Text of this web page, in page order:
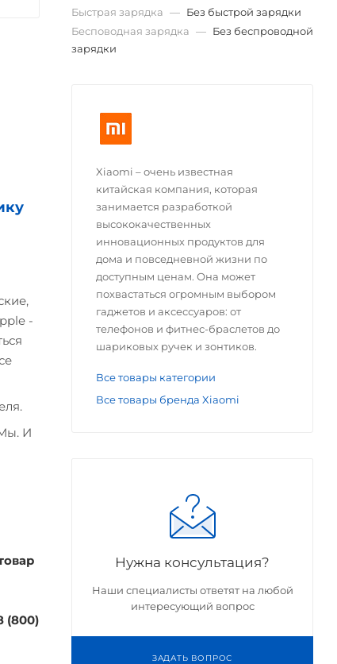
-
И
(800)
Быстрая зарядка — Без быстрой зарядки
Бесповодная зарядка — Без беспроводной
зарядки
Xiaomi – очень известная
китайская компания, которая
занимается разработкой
высококачественных
инновационных продуктов для
дома и повседневной жизни по
доступным ценам. Она может
похвастаться огромным выбором
гаджетов и аксессуаров: от
телефонов и фитнес-браслетов до
шариковых ручек и зонтиков.
Все товары категории
Все товары бренда Xiaomi
Нужна консультация?
Наши специалисты ответят на любой
интересующий вопрос
ЗАДАТЬ ВОПРОС